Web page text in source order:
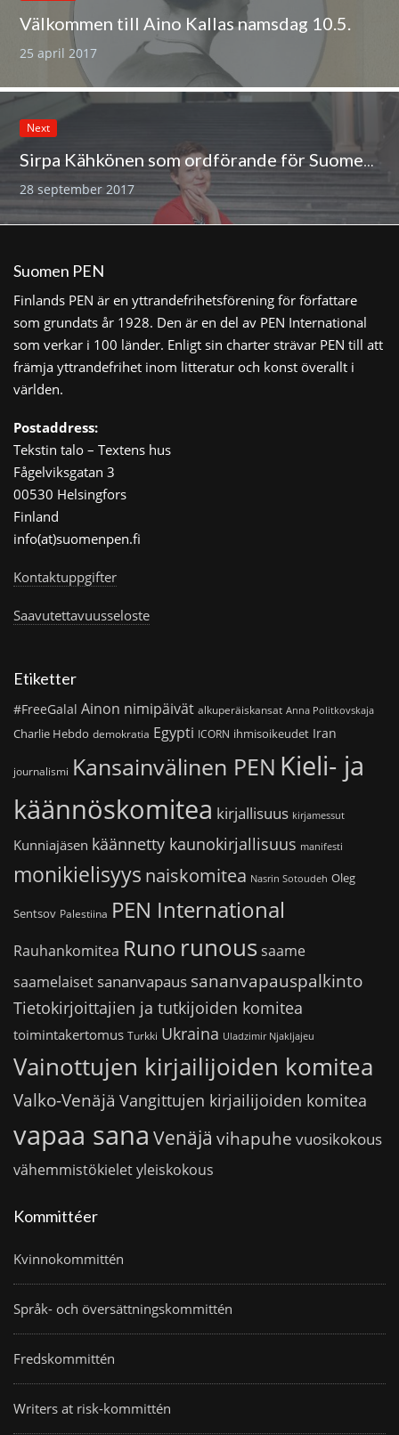
Välkommen till Aino Kallas namsdag 10.5.
25 april 2017
Next
Sirpa Kähkönen som ordförande för Suomen Kirjailijaliitto
28 september 2017
Suomen PEN
Finlands PEN är en yttrandefrihetsförening för författare
som grundats år 1928. Den är en del av PEN International
som verkar i 100 länder. Enligt sin charter strävar PEN till att
främja yttrandefrihet inom litteratur och konst överallt i
världen.
Postaddress:
Tekstin talo – Textens hus
Fågelviksgatan 3
00530 Helsingfors
Finland
info(at)suomenpen.fi
Kontaktuppgifter
Saavutettavuusseloste
Etiketter
#FreeGalal Ainon nimipäivät alkuperäiskansat Anna Politkovskaja
Charlie Hebdo demokratia Egypti ICORN ihmisoikeudet Iran
journalismi Kansainvälinen PEN Kieli- ja
käännöskomitea kirjallisuus kirjamessut
Kunniajäsen käännetty kaunokirjallisuus manifesti
monikielisyys naiskomitea Nasrin Sotoudeh Oleg
Sentsov Palestiina PEN International
Rauhankomitea Runo runoussaame
saamelaiset sananvapaus sananvapauspalkinto
Tietokirjoittajien ja tutkijoiden komitea
toimintakertomus Turkki Ukraina Uladzimir Njakljajeu
Vainottujen kirjailijoiden komitea
Valko-Venäjä Vangittujen kirjailijoiden komitea
vapaa sana Venäjä vihapuhe vuosikokous
vähemmistökieletyleiskokous
Kommittéer
Kvinnokommittén
Språk- och översättningskommittén
Fredskommittén
Writers at risk-kommittén